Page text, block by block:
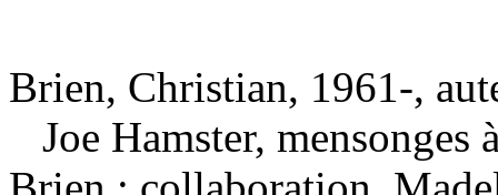
Brien, Christian, 1961-,
Joe Hamster,